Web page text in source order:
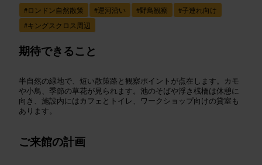
#ロンドン自然散策 #運河沿い #野鳥観察 #子連れ向け
#キングスクロス周辺
期待できること
半自然の緑地で、短い散策路と観察ポイントが点在します。カモ
や小鳥、季節の草花が見られます。池のそばや浮き桟橋は休憩に
向き、施設内にはカフェとトイレ、ワークショップ向けの貸室も
あります。
ご来館の計画